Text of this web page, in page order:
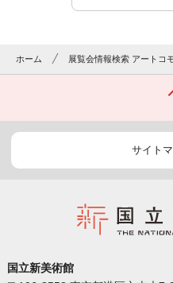
ホーム 展覧会情報検索 アートコ
サイト
国立新美術館